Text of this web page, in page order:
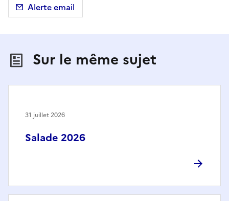
Alerte email
Sur le même sujet
Salade 2026
31 juillet 2026